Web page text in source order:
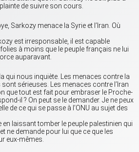
de suivre son cours.
Sarkozy menace la Syrie et l’Iran. Où
est irresponsable, il est capable
à moins que le peuple français ne lui
auparavant.
qui nous inquiète. Les menaces contre la
sérieuses. Les menaces contre l’Iran
que tout est fait pour embraser le Proche-
il ? On peut se le demander. Je ne peux
de ce qui se passe à l’ONU au sujet des
en laissant tomber le peuple palestinien qui
ne demande pour lui que ce que les
eux-mêmes.